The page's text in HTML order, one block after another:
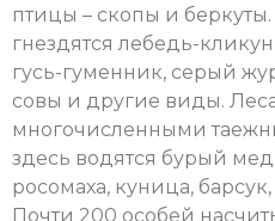
птицы – скопы и
гнездятся лебедь-
гусь-гуменник, серый
совы и другие виды.
многочисленными
здесь водятся бурый
росомаха, куница,
Почти 200 особей